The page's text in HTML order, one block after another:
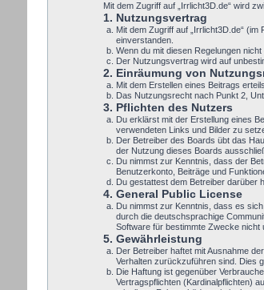
Mit dem Zugriff auf „Irrlicht3D.de“ wird
1. Nutzungsvertrag
Mit dem Zugriff auf „Irrlicht3D.de“
einverstanden.
Wenn du mit diesen Regelungen
Der Nutzungsvertrag wird auf
2. Einräumung von
Mit dem Erstellen eines Beitrags
Das Nutzungsrecht nach Punkt 2,
3. Pflichten des Nutzers
Du erklärst mit der Erstellung eines
verwendeten Links und Bilder zu
Der Betreiber des Boards übt das
der Nutzung dieses Boards
Du nimmst zur Kenntnis, dass der
Benutzerkonto, Beiträge und
Du gestattest dem Betreiber darüber
4. General Public License
Du nimmst zur Kenntnis, dass es
durch die deutschsprachige
Software für bestimmte Zwecke nicht
5. Gewährleistung
Der Betreiber haftet mit Ausnahme
Verhalten zurückzuführen sind. Dies
Die Haftung ist gegenüber
Vertragspflichten (Kardinalpflichten)